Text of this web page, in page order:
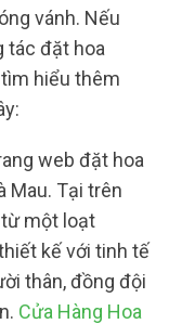
vánh. Nếu
tác đặt hoa
hiểu thêm
web đặt hoa
Mau. Tại trên
một loạt
kế với tinh tế
thân, đồng đội
Cửa Hàng Hoa